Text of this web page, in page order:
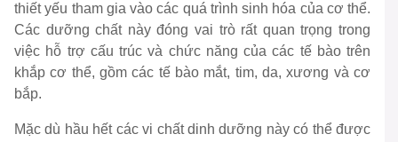
thiết yếu tham gia vào các quá trình sinh hóa của cơ thể.
Các dưỡng chất này đóng vai trò rất quan trọng trong
việc hỗ trợ cấu trúc và chức năng của các tế bào trên
khắp cơ thể, gồm các tế bào mắt, tim, da, xương và cơ
bắp.
Mặc dù hầu hết các vi chất dinh dưỡng này có thể được